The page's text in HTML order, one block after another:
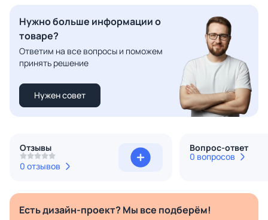
Нужно больше информации о
товаре?
Ответим на все вопросы и поможем
принять решение
Нужен совет
Отзывы
0 отзывов
Вопрос-ответ
0 вопросов
Есть дизайн-проект? Мы все подберём!